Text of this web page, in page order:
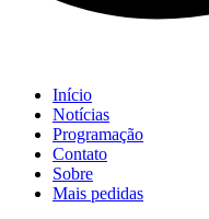
Início
Notícias
Programação
Contato
Sobre
Mais pedidas